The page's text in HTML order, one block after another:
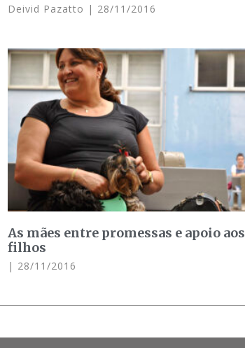
Deivid Pazatto 28/11/2016
As mães entre promessas e apoio aos
filhos
28/11/2016